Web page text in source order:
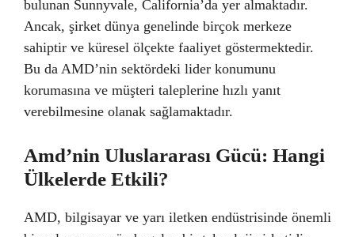
bulunan Sunnyvale, California’da yer almaktadır.
Ancak, şirket dünya genelinde birçok merkeze
sahiptir ve küresel ölçekte faaliyet göstermektedir.
Bu da AMD’nin sektördeki lider konumunu
korumasına ve müşteri taleplerine hızlı yanıt
verebilmesine olanak sağlamaktadır.
Amd’nin Uluslararası Gücü: Hangi
Ülkelerde Etkili?
AMD, bilgisayar ve yarı iletken endüstrisinde önemli